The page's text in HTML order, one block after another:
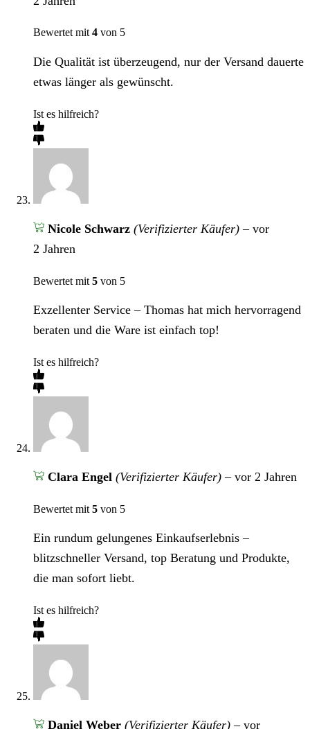
Bewertet mit4 von 5
Die Qualität ist überzeugend, nur der Versand dauerte
etwas länger als gewünscht.
Ist es hilfreich?
Nicole Schwarz (Verifizierter Käufer) – vor
2 Jahren
Bewertet mit 5 von 5
Exzellenter Service – Thomas hat mich hervorragend
beraten und die Ware ist einfach top!
Ist es hilfreich?
Clara Engel (Verifizierter Käufer) – vor 2 Jahren
Bewertet mit 5 von 5
Ein rundum gelungenes Einkaufserlebnis –
blitzschneller Versand, top Beratung und Produkte,
die man sofort liebt.
Ist es hilfreich?
Daniel Weber (Verifizierter Käufer) – vor